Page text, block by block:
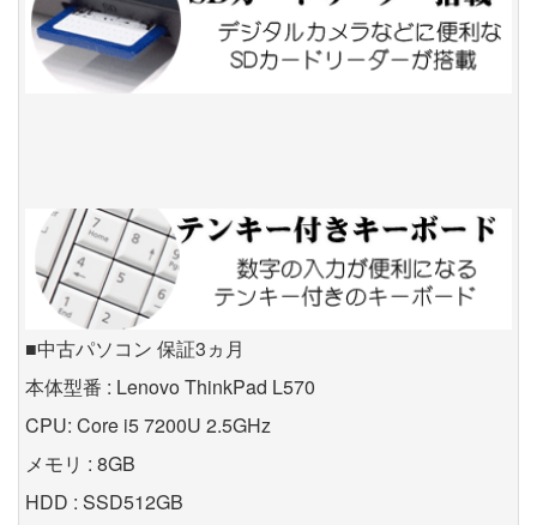
■中古パソコン 保証3ヵ月
本体型番 : Lenovo ThinkPad L570
CPU: Core i5 7200U 2.5GHz
メモリ : 8GB
HDD : SSD512GB